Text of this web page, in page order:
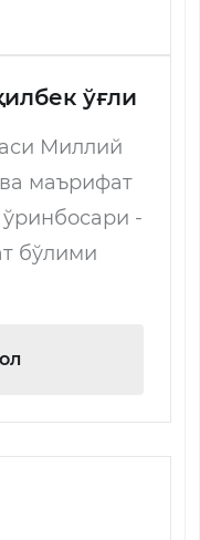
ўғли
Миллий
маърифат
-
бўлими